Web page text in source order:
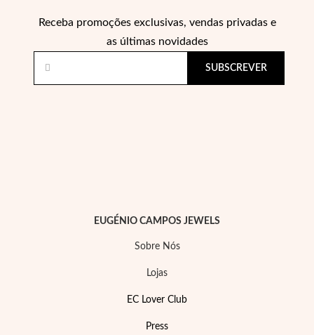
Receba promoções exclusivas, vendas privadas e
as últimas novidades
SUBSCREVER
EUGÉNIO CAMPOS JEWELS
Sobre Nós
Lojas
EC Lover Club
Press